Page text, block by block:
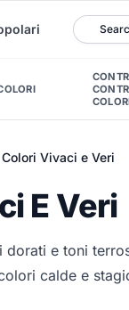
Vivaci e Veri
E Veri
dorati e toni
calde e